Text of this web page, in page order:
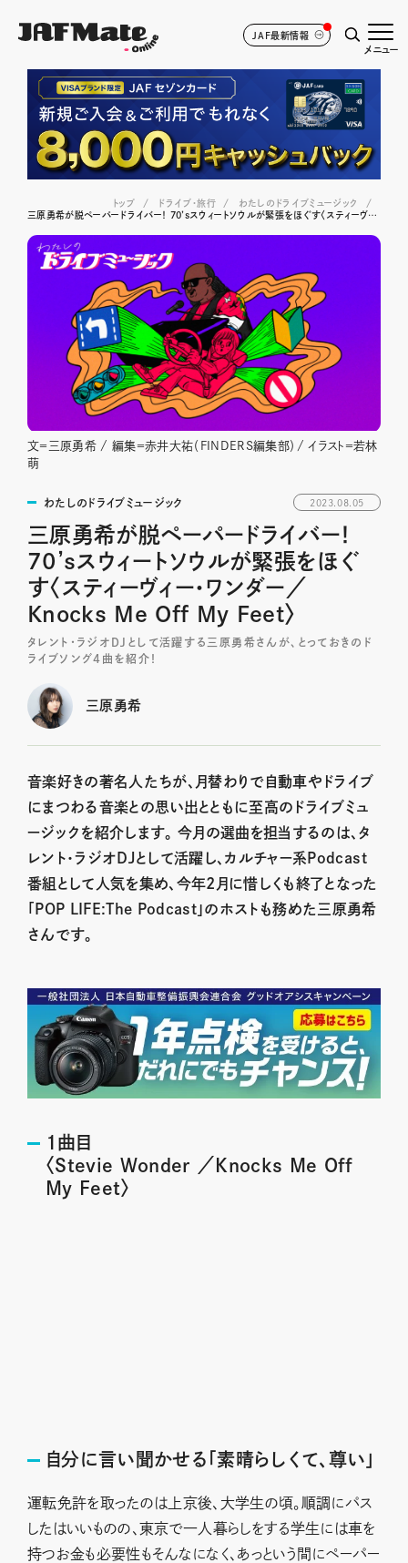
JAF最新情報
メニュー
トップ ドライブ･旅行
わたしのドライブミュージック
三原勇希が脱ペーパードライバー！ 70’sスウィートソウルが緊張をほぐす〈スティーヴィー・ワンダー／Knocks Me Off My Feet〉
文＝三原勇希 / 編集＝赤井大祐（FINDERS編集部）/ イラスト＝若林
萌
わたしのドライブミュージック 2023.08.05
三原勇希が脱ペーパードライバー！
70’sスウィートソウルが緊張をほぐ
す〈スティーヴィー・ワンダー／
Knocks Me Off My Feet〉
タレント・ラジオDJとして活躍する三原勇希さんが、とっておきのド
ライブソング4曲を紹介！
三原勇希
音楽好きの著名人たちが、月替わりで自動車やドライブ
にまつわる音楽との思い出とともに至高のドライブミュ
ージックを紹介します。 今月の選曲を担当するのは、タ
レント・ラジオDJとして活躍し、カルチャー系Podcast
番組として人気を集め、今年2月に惜しくも終了となった
「POP LIFE:The Podcast」のホストも務めた三原勇希
さんです。
1曲目
〈Stevie Wonder ／Knocks Me Off
My Feet〉
自分に言い聞かせる「素晴らしくて、尊い」
運転免許を取ったのは上京後、大学生の頃。順調にパス
したはいいものの、東京で一人暮らしをする学生には車を
持つお金も必要性もそんなになく、あっという間にペーパー